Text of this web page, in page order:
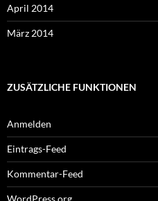
April 2014
März 2014
ZUSÄTZLICHE FUNKTIONEN
Anmelden
Eintrags-Feed
Kommentar-Feed